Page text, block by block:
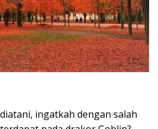
ingatkah dengan salah